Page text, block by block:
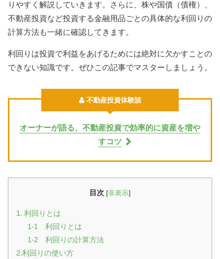
りやすく解説していきます。さらに、株や国債（債権）、
不動産投資など投資する金融用品ごとの具体的な利回りの
計算方法も一緒に確認してきます。
利回りは投資で利益をあげるためには絶対に欠かすことの
できない知識です。ぜひこの記事でマスターしましょう。
不動産投資体験談
オーナーが語る、不動産投資で効率的に資産を増や
すコツ
目次 [非表示]
1. 利回りとは
1-1 利回りとは
1-2 利回りの計算方法
2.利回りの使い方